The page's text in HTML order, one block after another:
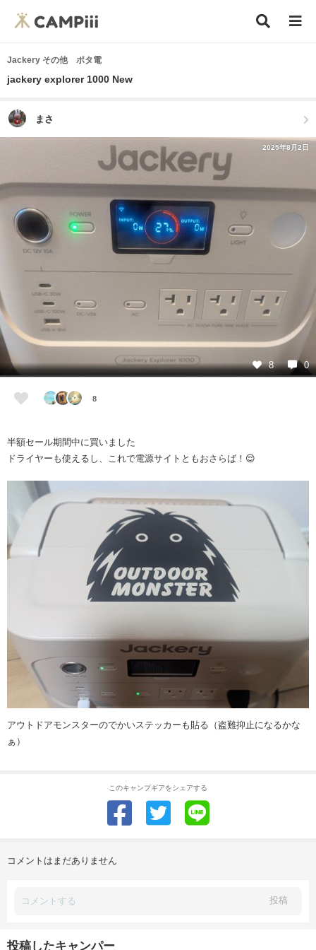
Jackery その他 ポタ電
jackery explorer 1000 New
まさ
2025年8月2日
8 0
8
半額セール期間中に買いました
ドライヤーも使えるし、これで電源サイトともおさらば！😌
アウトドアモンスターのでかいステッカーも貼る（盗難抑止になるかな
ぁ）
このキャンプギアをシェアする
コメントはまだありません
投稿
投稿したキャンパー